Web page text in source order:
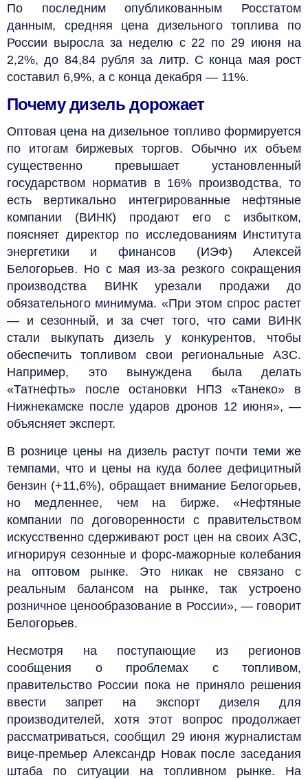
По последним опубликованным Росстатом
данным, средняя цена дизельного топлива по
России выросла за неделю с 22 по 29 июня на
2,2%, до 84,84 рубля за литр. С конца мая рост
составил 6,9%, а с конца декабря — 11%.
Почему дизель дорожает
Оптовая цена на дизельное топливо формируется
по итогам биржевых торгов. Обычно их объем
существенно превышает установленный
государством норматив в 16% производства, то
есть вертикально интегрированные нефтяные
компании (ВИНК) продают его с избытком,
поясняет директор по исследованиям Института
энергетики и финансов (ИЭФ) Алексей
Белогорьев. Но с мая из-за резкого сокращения
производства ВИНК урезали продажи до
обязательного минимума. «При этом спрос растет
— и сезонный, и за счет того, что сами ВИНК
стали выкупать дизель у конкурентов, чтобы
обеспечить топливом свои региональные АЗС.
Например, это вынуждена была делать
«Татнефть» после остановки НПЗ «Танеко» в
Нижнекамске после ударов дронов 12 июня», —
объясняет эксперт.
В рознице цены на дизель растут почти теми же
темпами, что и цены на куда более дефицитный
бензин (+11,6%), обращает внимание Белогорьев,
но медленнее, чем на бирже. «Нефтяные
компании по договоренности с правительством
искусственно сдерживают рост цен на своих АЗС,
игнорируя сезонные и форс-мажорные колебания
на оптовом рынке. Это никак не связано с
реальным балансом на рынке, так устроено
розничное ценообразование в России», — говорит
Белогорьев.
Несмотря на поступающие из регионов
сообщения о проблемах с топливом,
правительство России пока не приняло решения
ввести запрет на экспорт дизеля для
производителей, хотя этот вопрос продолжает
рассматриваться, сообщил 29 июня журналистам
вице-премьер Александр Новак после заседания
штаба по ситуации на топливном рынке. На